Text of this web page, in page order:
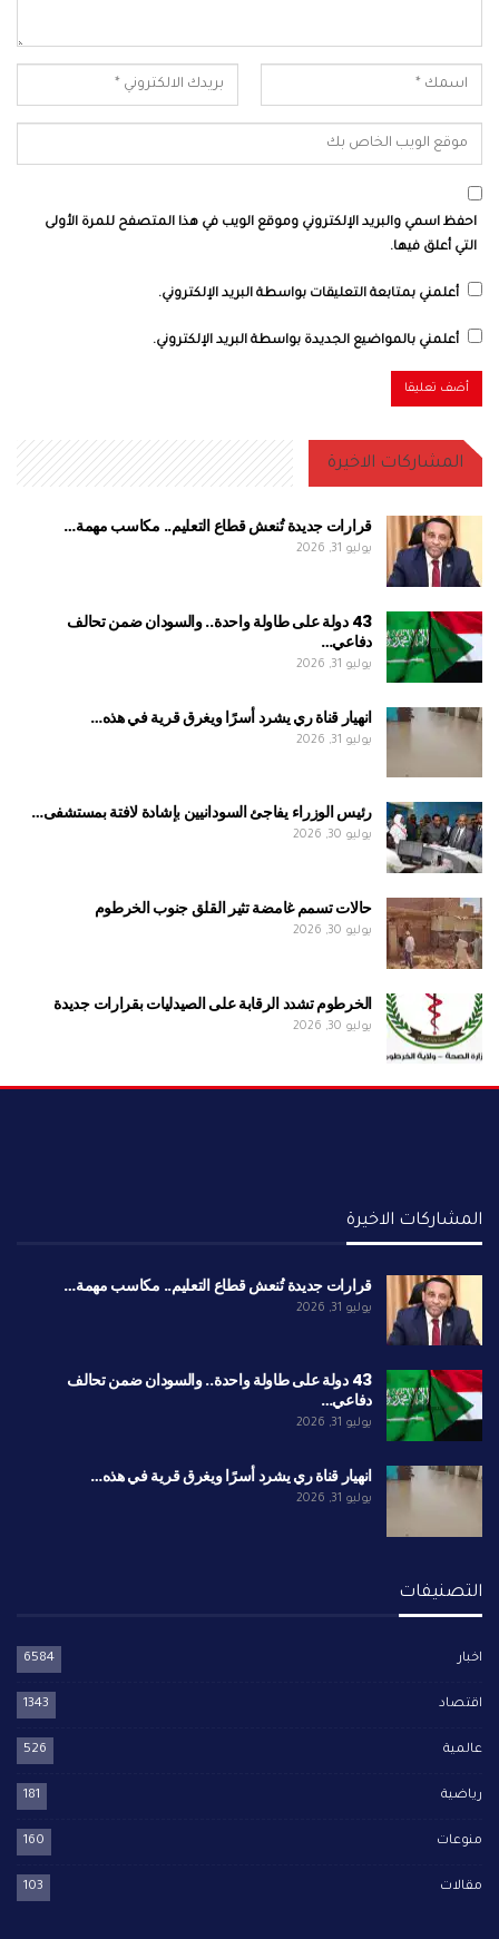
احفظ اسمي والبريد الإلكتروني وموقع الويب في هذا المتصفح للمرة الأولى
التي أعلق فيها.
أعلمني بمتابعة التعليقات بواسطة البريد الإلكتروني.
أعلمني بالمواضيع الجديدة بواسطة البريد الإلكتروني.
المشاركات الاخيرة
قرارات جديدة تُنعش قطاع التعليم.. مكاسب مهمة…
يوليو 31, 2026
43 دولة على طاولة واحدة.. والسودان ضمن تحالف
دفاعي…
يوليو 31, 2026
انهيار قناة ري يشرد أسرًا ويغرق قرية في هذه…
يوليو 31, 2026
رئيس الوزراء يفاجئ السودانيين بإشادة لافتة بمستشفى…
يوليو 30, 2026
حالات تسمم غامضة تثير القلق جنوب الخرطوم
يوليو 30, 2026
الخرطوم تشدد الرقابة على الصيدليات بقرارات جديدة
يوليو 30, 2026
المشاركات الاخيرة
قرارات جديدة تُنعش قطاع التعليم.. مكاسب مهمة…
يوليو 31, 2026
43 دولة على طاولة واحدة.. والسودان ضمن تحالف
دفاعي…
يوليو 31, 2026
انهيار قناة ري يشرد أسرًا ويغرق قرية في هذه…
يوليو 31, 2026
التصنيفات
اخبار 6584
اقتصاد 1343
عالمية 526
رياضية 181
منوعات 160
مقالات 103